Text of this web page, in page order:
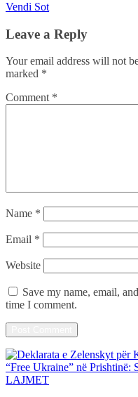
Vendi Sot
Leave a Reply
Your email address will not
marked *
Comment *
Name *
Email *
Website
Save my name, email,
time I comment.
LAJMET